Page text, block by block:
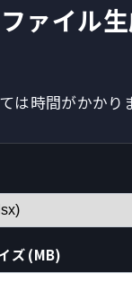
ァイル
は時間がかかり
ズ (MB)